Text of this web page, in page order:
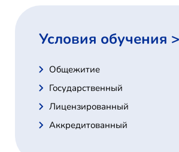
Условия обучения
Общежитие
Государственный
Лицензированный
Аккредитованный